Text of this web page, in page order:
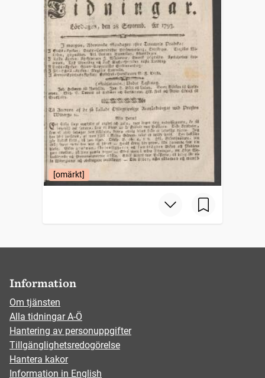
[omärkt]
Information
Om tjänsten
Alla tidningar A-Ö
Hantering av personuppgifter
Tillgänglighetsredogörelse
Hantera kakor
Information in English